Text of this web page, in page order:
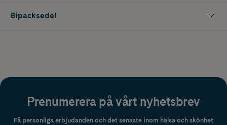
Bipacksedel
Prenumerera på vårt nyhetsbrev
Få personliga erbjudanden och det senaste inom hälsa och skönhet